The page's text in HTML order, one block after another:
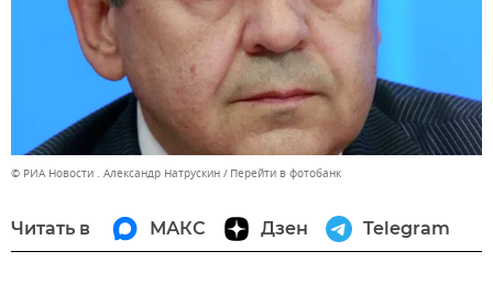
© РИА Новости . Александр Натрускин Перейти в фотобанк
Читать в МАКС Дзен Telegram